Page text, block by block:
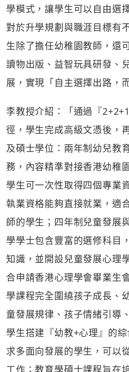
學模式，讓學生可以自由選
對於升學規劃與職涯目標有
生除了擔任幼稚園教師，還
讀物出版、益智玩具研發、
展，實現「自主選擇出路，
李教授介紹：「通過『
徑，學生完成高級文憑後，
及碩士學位：兩年制幼兒教
務，內容精準對接香港幼稚
學生可一次性取得四個專業
執業資格能夠直接就業，適
師的學生；四年制兒童發展
學學士包含豐富的選修科目
知識，並開設兒童發展心理
合申請香港心理學會畢業生
學課程完全圍繞孩子成長、
童發展規律、孩子情緒引導
學生搭建『幼教+心理』的
求多面向發展的學生，可以